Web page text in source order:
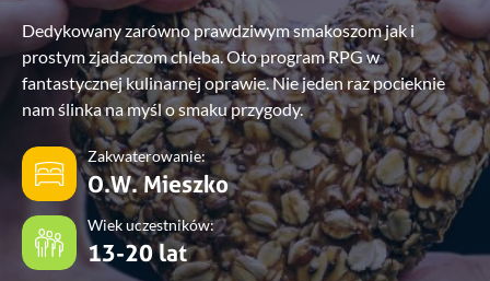
Dedykowany zarówno prawdziwym smakoszom jak i
prostym zjadaczom chleba. Oto program RPG w
fantastycznej kulinarnej oprawie. Nie jeden raz pocieknie
nam ślinka na myśl o smaku przygody.
Zakwaterowanie:
O.W. Mieszko
Wiek uczestników:
13-20 lat